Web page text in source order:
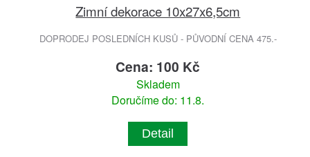
Zimní dekorace 10x27x6,5cm
DOPRODEJ POSLEDNÍCH KUSŮ - PŮVODNÍ CENA 475.-
Cena: 100 Kč
Skladem
Doručíme do: 11.8.
Detail